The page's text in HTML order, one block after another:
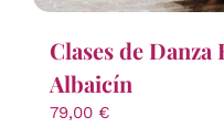
Clases de Danza
Albaicín
79,00 €